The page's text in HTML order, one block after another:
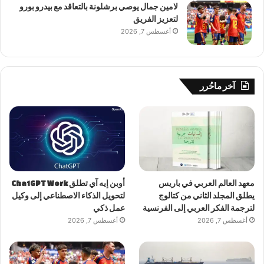
لامين جمال يوصي برشلونة بالتعاقد مع بيدرو بورو
لتعزيز الفريق
أغسطس 7, 2026
آخر ماحُرر
معهد العالم العربي في باريس
يطلق المجلد الثاني من كتالوج
لترجمة الفكر العربي إلى الفرنسية
أغسطس 7, 2026
أوبن إيه آي تطلق ChatGPT Work
لتحويل الذكاء الاصطناعي إلى وكيل
عمل ذكي
أغسطس 7, 2026